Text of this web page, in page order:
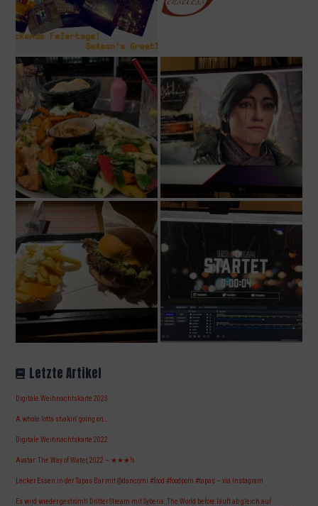
Letzte Artikel
Digitale Weihnachtskarte 2023
A whole lotta shakin‘ going on…
Digitale Weihnachtskarte 2022
Avatar: The Way of Water, 2022 – ★★★½
Lecker Essen in der Tapas Bar mit @dancorni #food #foodporn #tapas – via Instagram
Es wird wieder geströmt! Dritter Stream mit Syberia: The World before läuft ab gleich auf